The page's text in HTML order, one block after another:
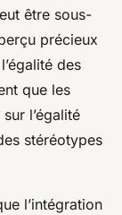
être sous-
précieux
des
que les
l’égalité
stéréotypes
l’intégration